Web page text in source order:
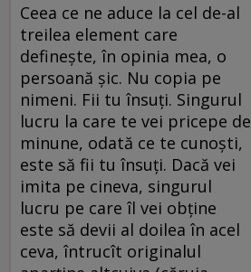
Ceea ce ne aduce la cel de-al
treilea element care
definește, în opinia mea, o
persoană șic. Nu copia pe
nimeni. Fii tu însuți. Singurul
lucru la care te vei pricepe de
minune, odată ce te cunoști,
este să fii tu însuți. Dacă vei
imita pe cineva, singurul
lucru pe care îl vei obține
este să devii al doilea în acel
ceva, întrucît originalul